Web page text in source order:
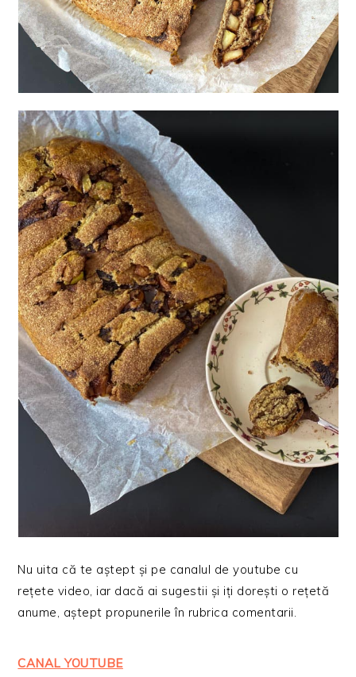
Nu uita că te aștept și pe canalul de youtube cu
rețete video, iar dacă ai sugestii și iți dorești o rețetă
anume, aștept propunerile în rubrica comentarii.
CANAL YOUTUBE